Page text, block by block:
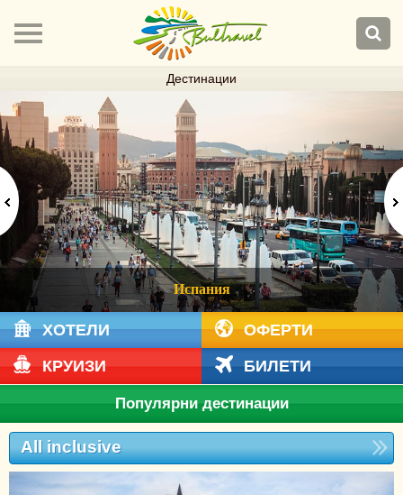
Дестинации
Испания
ХОТЕЛИ
ОФЕРТИ
КРУИЗИ
БИЛЕТИ
Популярни дестинации
All inclusive